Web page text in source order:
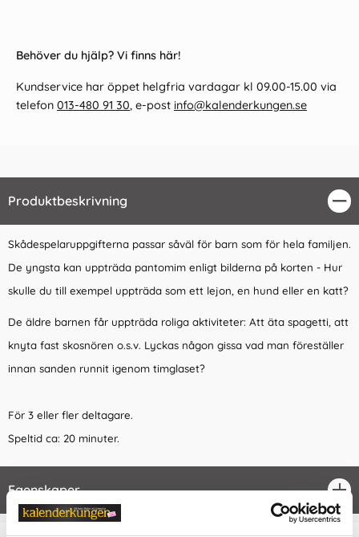
Behöver du hjälp? Vi finns här!
Kundservice har öppet helgfria vardagar kl 09.00-15.00 via
telefon 013-480 91 30, e-post info@kalenderkungen.se
Produktbeskrivning
Skådespelaruppgifterna passar såväl för barn som för hela familjen.
De yngsta kan uppträda pantomim enligt bilderna på korten - Hur
skulle du till exempel uppträda som ett lejon, en hund eller en katt?
De äldre barnen får uppträda roliga aktiviteter: Att äta spagetti, att
knyta fast skosnören o.s.v. Lyckas någon gissa vad man föreställer
innan sanden runnit igenom timglaset?
För 3 eller fler deltagare.
Speltid ca: 20 minuter.
Egenskaper